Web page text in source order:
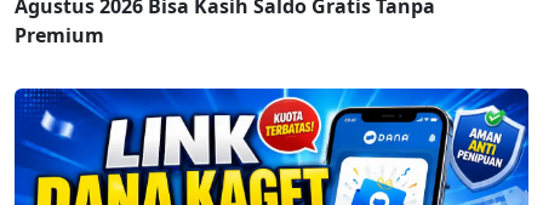
Agustus 2026 Bisa Kasih Saldo Gratis Tanpa
Premium